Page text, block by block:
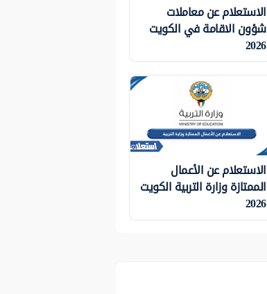
الاستعلام عن معاملات
شؤون الاقامة في الكويت
2026
الاستعلام عن الأعمال
الممتازة وزارة التربية الكويت
2026